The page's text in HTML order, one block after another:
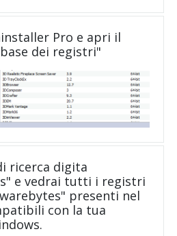
Pro e apri il
dei registri"
ricerca digita
e vedrai tutti i registri
presenti nel
con la tua